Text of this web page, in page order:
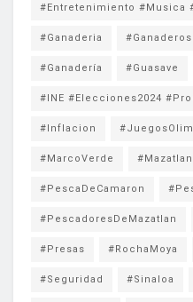
#Entretenimiento #Musica
#Ganaderia #Ganaderos
#Ganadería #Guasave
#INE #Elecciones2024
#Inflacion
#MarcoVerde #Mazatlan
#PescaDeCamaron
#PescadoresDeMazatlan
#Presas #RochaMoya
#Seguridad #Sinaloa